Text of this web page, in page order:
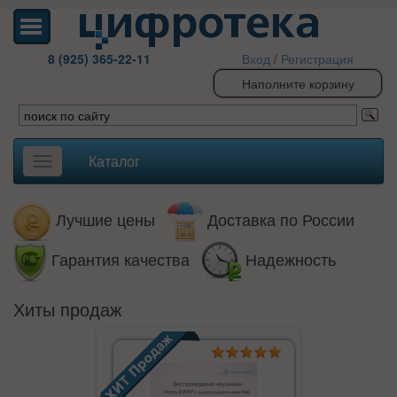
8 (925) 365-22-11 Вход / Регистрация
Наполните корзину
Toggle
navigation
Каталог
Лучшие цены
Доставка по России
Гарантия качества
Надежность
Хиты продаж